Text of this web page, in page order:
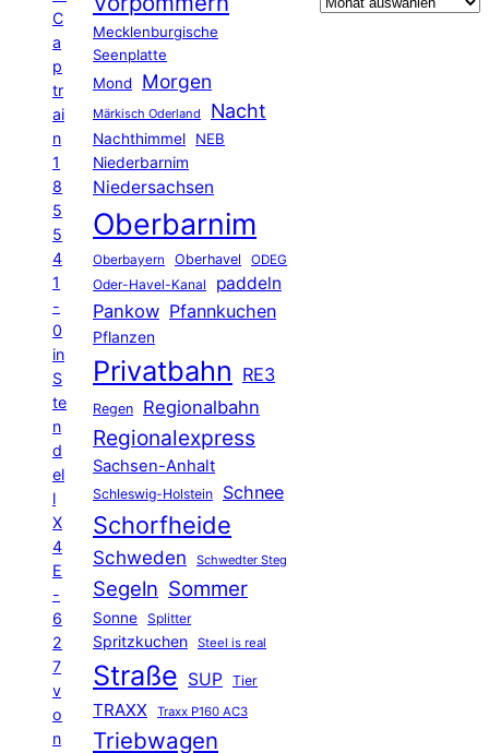
C
a
p
tr
ai
n
1
8
5
5
4
1
-
0
in
S
te
n
d
el
l
X
4
E
-
6
2
7
v
o
n
Mecklenburgische
Seenplatte
Mond
Morgen
Märkisch Oderland Nacht
Nachthimmel
NEB
Niederbarnim
Niedersachsen
Oberbarnim
Oberbayern Oberhavel ODEG
Oder-Havel-Kanal paddeln
Pankow Pfannkuchen
Pflanzen
Privatbahn RE3
Regen Regionalbahn
Regionalexpress
Sachsen-Anhalt
Schleswig-Holstein Schnee
Schorfheide
Schweden Schwedter Steg
Segeln Sommer
Sonne Splitter
Spritzkuchen Steel is real
Straße SUP Tier
TRAXX Traxx P160 AC3
Triebwagen